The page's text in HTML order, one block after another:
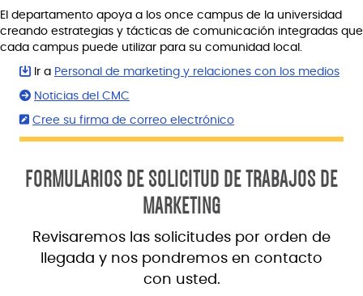
El departamento apoya a los once campus de la universidad
creando estrategias y tácticas de comunicación integradas que
cada campus puede utilizar para su comunidad local.
Ir a Personal de marketing y relaciones con los medios
Noticias del CMC
Cree su firma de correo electrónico
FORMULARIOS DE SOLICITUD DE TRABAJOS DE
MARKETING
Revisaremos las solicitudes por orden de
llegada y nos pondremos en contacto
con usted.